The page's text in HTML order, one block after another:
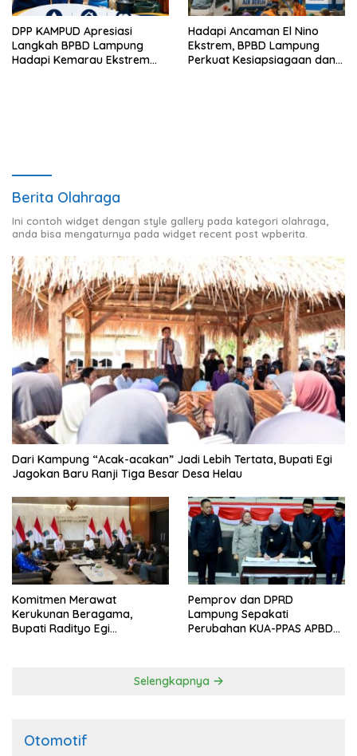
DPP KAMPUD Apresiasi
Langkah BPBD Lampung
Hadapi Kemarau Ekstrem
Hadapi Ancaman El Nino
Ekstrem, BPBD Lampung
Perkuat Kesiapsiagaan dan
Berita Olahraga
Ini contoh widget dengan style gallery pada kategori olahraga,
anda bisa mengaturnya pada widget recent post wpberita.
Dari Kampung “Acak-acakan” Jadi Lebih Tertata, Bupati Egi
Jagokan Baru Ranji Tiga Besar Desa Helau
Komitmen Merawat
Kerukunan Beragama,
Bupati Radityo Egi
Pemprov dan DPRD
Lampung Sepakati
Perubahan KUA-PPAS APBD
Selengkapnya
Otomotif